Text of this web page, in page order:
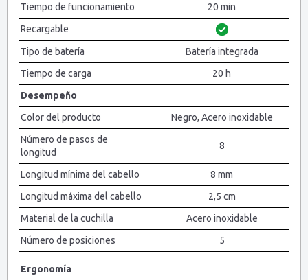
Tiempo de funcionamiento
20 min
Recargable
Tipo de batería
Batería integrada
Tiempo de carga
20 h
Desempeño
Color del producto
Negro, Acero inoxidable
Número de pasos de
longitud
8
Longitud mínima del cabello
8 mm
Longitud máxima del cabello
2,5 cm
Material de la cuchilla
Acero inoxidable
Número de posiciones
5
Ergonomía